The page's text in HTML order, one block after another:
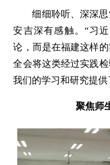
细细聆听、深深
安吉深有感触。“习
论，而是在福建这样
全会将这类经过实践
我们的学习和研究提
聚焦师